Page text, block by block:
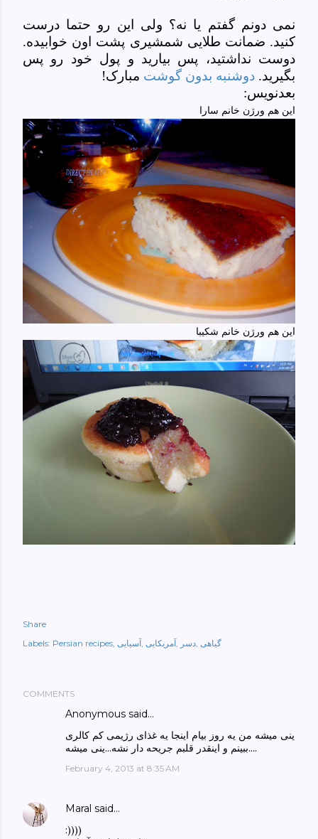
نمی دونم گفتم یا نه؟ ولی این رو حتما درست
کنید. ضمانت طلایی شمشیری پشت اون خوابیده.
دوست نداشتید، پس بیارید و پول خود رو پس
بگیرید. دوشنبه بدون گوشت مبارک!
بعدنویس:
این هم ورژن خانم سارا
این هم ورژن خانم شکیبا
Share
Labels: Persian recipes آسیایی آمریکایی دسر گیاهی
COMMENTS
Anonymous said…
ینی میشه من یه روز بیام اینجا یه غذای رژیمی کم کالری
ببینم و اینقدر قلبم جریحه دار نشه...ینی میشه....
February 4, 2013 at 8:35 AM
Maral said…
:))))